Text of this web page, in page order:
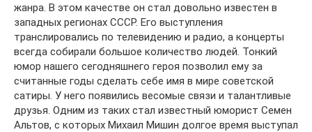
жанра. В этом качестве он стал довольно известен в
западных регионах СССР. Его выступления
транслировались по телевидению и радио, а концерты
всегда собирали большое количество людей. Тонкий
юмор нашего сегодняшнего героя позволил ему за
считанные годы сделать себе имя в мире советской
сатиры. У него появились весомые связи и талантливые
друзья. Одним из таких стал известный юморист Семен
Альтов, с которых Михаил Мишин долгое время выступал